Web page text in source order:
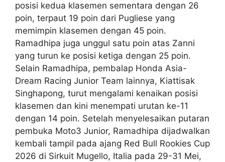
posisi kedua klasemen sementara dengan 26
poin, terpaut 19 poin dari Pugliese yang
memimpin klasemen dengan 45 poin.
Ramadhipa juga unggul satu poin atas Zanni
yang turun ke posisi ketiga dengan 25 poin.
Selain Ramadhipa, pembalap Honda Asia-
Dream Racing Junior Team lainnya, Kiattisak
Singhapong, turut mengalami kenaikan posisi
klasemen dan kini menempati urutan ke-11
dengan 14 poin. Setelah menyelesaikan putaran
pembuka Moto3 Junior, Ramadhipa dijadwalkan
kembali tampil pada ajang Red Bull Rookies Cup
2026 di Sirkuit Mugello, Italia pada 29-31 Mei,